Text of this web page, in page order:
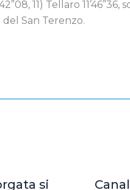
11) Tellaro
San Terenzo.
si